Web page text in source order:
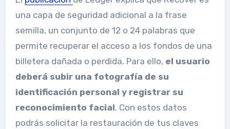
una capa de seguridad adicional a la frase
semilla, un conjunto de 12 o 24 palabras que
permite recuperar el acceso a los fondos de una
billetera dañada o perdida. Para ello, el usuario
deberá subir una fotografía de su
identificación personal y registrar su
reconocimiento facial. Con estos datos
podrás solicitar la restauración de tus claves